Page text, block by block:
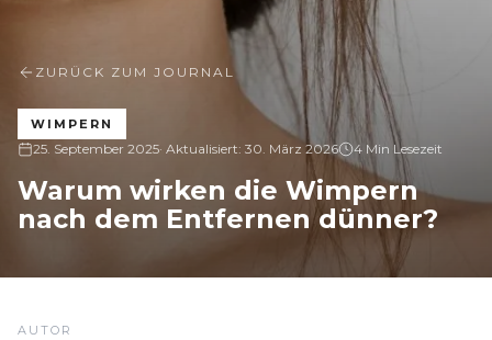
ZURÜCK ZUM JOURNAL
WIMPERN
25. September 2025· Aktualisiert: 30. März 2026 4 Min Lesezeit
Warum wirken die Wimpern
nach dem Entfernen dünner?
AUTOR